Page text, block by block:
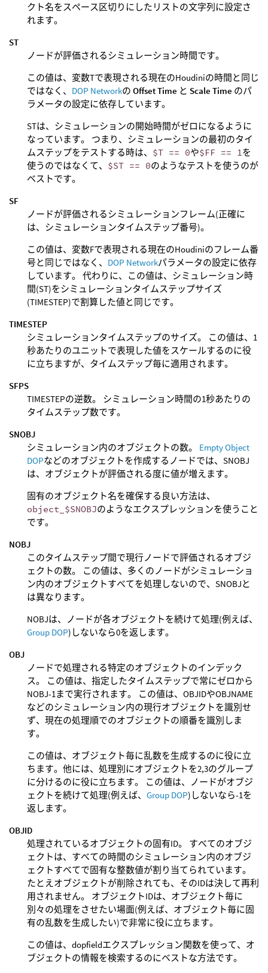
クト名をスペース区切りにしたリストの文字列に設定さ
れます。
ST
ノードが評価されるシミュレーション時間です。
この値は、変数Tで表現される現在のHoudiniの時間と同じ
ではなく、 DOP Networkの Offset Time と Scale Time のパ
ラメータの設定に依存しています。
STは、シミュレーションの開始時間がゼロになるように
なっています。 つまり、シミュレーションの最初のタイ
ムステップをテストする時は、 $T == 0や$FF == 1 を
使うのではなくて、 $ST == 0のようなテストを使うのが
ベストです。
SF
ノードが評価されるシミュレーションフレーム(正確に
は、シミュレーションタイムステップ番号)。
この値は、変数Fで表現される現在のHoudiniのフレーム番
号と同じではなく、 DOP Networkパラメータの設定に依存
しています。 代わりに、この値は、シミュレーション時
間(ST)をシミュレーションタイムステップサイズ
(TIMESTEP)で割算した値と同じです。
TIMESTEP
シミュレーションタイムステップのサイズ。 この値は、1
秒あたりのユニットで表現した値をスケールするのに役
に立ちますが、タイムステップ毎に適用されます。
SFPS
TIMESTEPの逆数。 シミュレーション時間の1秒あたりの
タイムステップ数です。
SNOBJ
シミュレーション内のオブジェクトの数。 Empty Object
DOPなどのオブジェクトを作成するノードでは、SNOBJ
は、オブジェクトが評価される度に値が増えます。
固有のオブジェクト名を確保する良い方法は、
object_$SNOBJのようなエクスプレッションを使うこと
です。
NOBJ
このタイムステップ間で現行ノードで評価されるオブジ
ェクトの数。 この値は、多くのノードがシミュレーショ
ン内のオブジェクトすべてを処理しないので、SNOBJと
は異なります。
NOBJは、ノードが各オブジェクトを続けて処理(例えば、
Group DOP)しないなら0を返します。
OBJ
ノードで処理される特定のオブジェクトのインデック
ス。 この値は、指定したタイムステップで常にゼロから
NOBJ-1まで実行されます。 この値は、OBJIDやOBJNAME
などのシミュレーション内の現行オブジェクトを識別せ
ず、現在の処理順でのオブジェクトの順番を識別しま
す。
この値は、オブジェクト毎に乱数を生成するのに役に立
ちます。他には、処理別にオブジェクトを2,3のグループ
に分けるのに役に立ちます。 この値は、ノードがオブジ
ェクトを続けて処理(例えば、 Group DOP)しないなら-1を
返します。
OBJID
処理されているオブジェクトの固有ID。 すべてのオブジ
ェクトは、すべての時間のシミュレーション内のオブジ
ェクトすべてで固有な整数値が割り当てられています。
たとえオブジェクトが削除されても、そのIDは決して再利
用されません。 オブジェクトIDは、オブジェクト毎に
別々の処理をさせたい場面(例えば、オブジェクト毎に固
有の乱数を生成したい)で非常に役に立ちます。
この値は、dopfieldエクスプレッション関数を使って、オ
ブジェクトの情報を検索するのにベストな方法です。